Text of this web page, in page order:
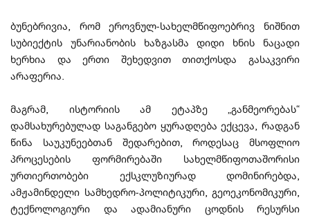
ბუნებრივია, რომ ეროვნულ-სახელმწიფოებრივ ნიშნით
სუბიექტის უნარიანობის ხაზგასმა დიდი ხნის ნაცადი
ხერხია და ერთი შეხედვით თითქოსდა გასაკვირი
არაფერია.
მაგრამ, ისტორიის ამ ეტაპზე „განმეორებას“
დამსახურებულად საგანგებო ყურადღება ექცევა, რადგან
წინა საუკუნეებთან შედარებით, როდესაც მსოფლიო
პროცესების ფორმირებაში სახელმწიფოთაშორისი
ურთიერთობები ექსკლუზიურად დომინირებდა,
ამჟამინდელი სამხედრო-პოლიტიკური, გეოეკონომიკური,
ტექნოლოგიური და ადამიანური ცოდნის რესურსი